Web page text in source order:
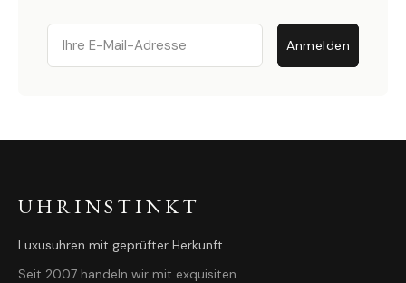
Email
Anmelden
UHRINSTINKT
Luxusuhren mit geprüfter Herkunft.
Seit 2007 handeln wir mit exquisiten